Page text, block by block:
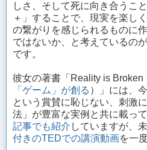
しさ、そして死に向き合う
＋」することで、現実を楽し
の繋がりを感じられるものに
ではないか、と考えているの
です。
彼女の著書「Reality is Broken
「ゲーム」が創る ）」には、
という賞賛に恥じない、刺激
法」が豊富な実例と共に載って
記事でも紹介 していますが、
付きのTEDでの講演動画を一